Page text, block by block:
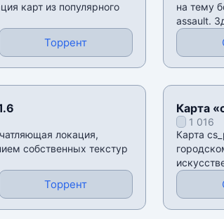
карт из популярного
Торрент
на тему
assault.
локация,
собственных текстур
Торрент
Карта
1 016
Карта